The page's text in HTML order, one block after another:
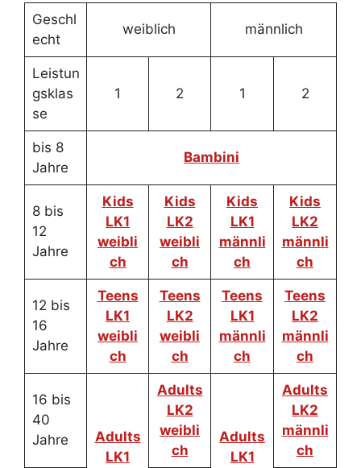
Geschl
echt
weiblich männlich
Leistun
gsklas
se
1 2 1 2
bis 8
Jahre
Bambini
8 bis
12
Jahre
Kids
LK1
weibli
ch
Kids
LK2
weibli
ch
Kids
LK1
männli
ch
Kids
LK2
männli
ch
12 bis
16
Jahre
Teens
LK1
weibli
ch
Teens
LK2
weibli
ch
Teens
LK1
männli
ch
Teens
LK2
männli
ch
16 bis
40
Jahre
Adults
LK1
Adults
LK2
weibli
ch
Adults
LK1
Adults
LK2
männli
ch